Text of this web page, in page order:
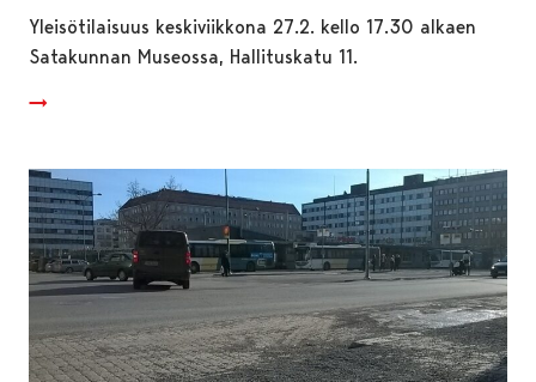
Yleisötilaisuus keskiviikkona 27.2. kello 17.30 alkaen
Satakunnan Museossa, Hallituskatu 11.